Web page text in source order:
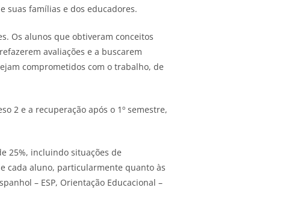
suas famílias e dos educadores.
Os alunos que obtiveram conceitos
avaliações e a buscarem
comprometidos com o trabalho, de
2 e a recuperação após o 1º semestre,
25%, incluindo situações de
cada aluno, particularmente quanto às
– ESP, Orientação Educacional –